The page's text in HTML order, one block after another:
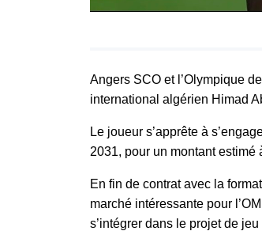
Angers SCO et l’Olympique
international algérien Himad
Le joueur s’apprête à
2031, pour un montant estimé
En fin de contrat avec la
marché intéressante pour
s’intégrer dans le projet de